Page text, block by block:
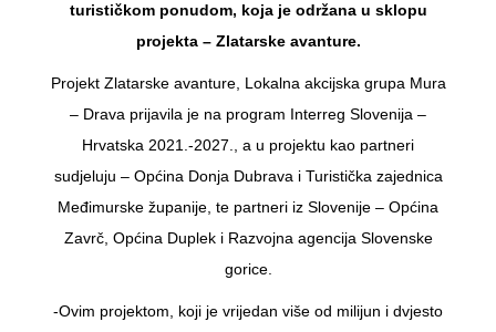
turističkom ponudom, koja je održana u sklopu
projekta – Zlatarske avanture.
Projekt Zlatarske avanture, Lokalna akcijska grupa Mura
– Drava prijavila je na program Interreg Slovenija –
Hrvatska 2021.-2027., a u projektu kao partneri
sudjeluju – Općina Donja Dubrava i Turistička zajednica
Međimurske županije, te partneri iz Slovenije – Općina
Zavrč, Općina Duplek i Razvojna agencija Slovenske
gorice.
-Ovim projektom, koji je vrijedan više od milijun i dvjesto